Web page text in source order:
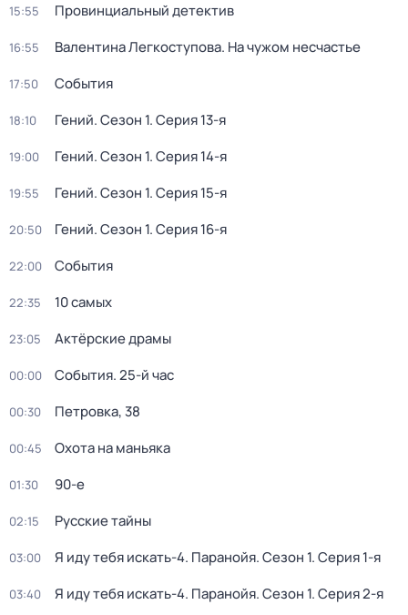
15:55 Провинциальный детектив
16:55 Валентина Легкоступова. На чужом несчастье
17:50 События
18:10 Гений. Сезон 1. Серия 13-я
19:00 Гений. Сезон 1. Серия 14-я
19:55 Гений. Сезон 1. Серия 15-я
20:50 Гений. Сезон 1. Серия 16-я
22:00 События
22:35 10 самых
23:05 Актёрские драмы
00:00 События. 25-й час
00:30 Петровка, 38
00:45 Охота на маньяка
01:30 90-е
02:15 Русские тайны
03:00 Я иду тебя искать-4. Паранойя. Сезон 1. Серия 1-я
03:40 Я иду тебя искать-4. Паранойя. Сезон 1. Серия 2-я